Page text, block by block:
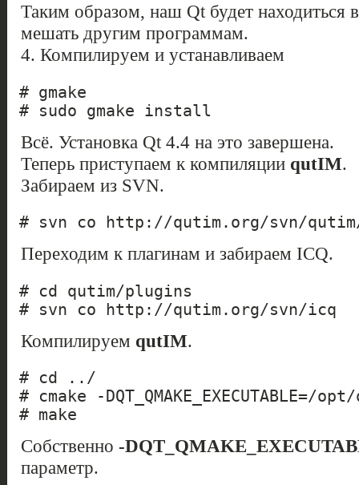
Таким образом, наш Qt будет находиться
мешать другим программам.
4. Компилируем и устанавливаем
# gmake
# sudo gmake install
Всё. Установка Qt 4.4 на это завершена.
Теперь приступаем к компиляции qutIM.
Забираем из SVN.
# svn co http://qutim.org/svn/
Переходим к плагинам и забираем ICQ.
# cd qutim/plugins
# svn co http://qutim.org/svn/icq
Компилируем qutIM.
# cd ../
# cmake -
# make
Собственно -
параметр.